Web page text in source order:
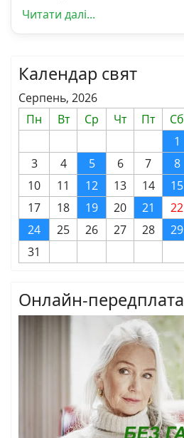
Читати далі...
Календар свят
Серпень, 2026
Пн
Вт Ср Чт Пт Сб
1
3
4 5 6 7 8
10
11 12 13 14 15
17
18 19 20 21 22
24
25 26 27 28 29
31
Онлайн-передплата